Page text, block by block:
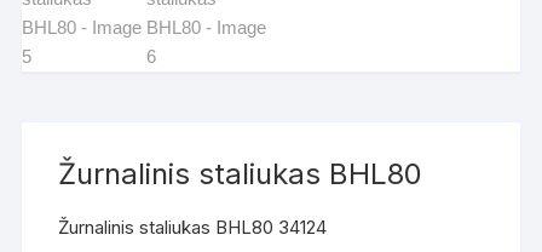
Žurnalinis staliukas BHL80
Žurnalinis staliukas BHL80 34124